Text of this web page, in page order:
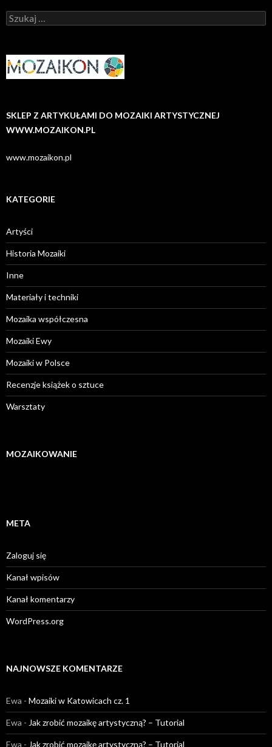
Szukaj:
SKLEP Z ARTYKUŁAMI DO MOZAIKI ARTYSTYCZNEJ
WWW.MOZAIKON.PL
www.mozaikon.pl
KATEGORIE
Artyści
Historia Mozaiki
Inne
Materiały i techniki
Mozaika współczesna
Mozaiki Ewy
Mozaiki w Polsce
Recenzje książek o sztuce
Warsztaty
MOZAIKOWANIE
META
Zaloguj się
Kanał wpisów
Kanał komentarzy
WordPress.org
NAJNOWSZE KOMENTARZE
Ewa - Mozaiki w Katowicach cz. 1
Ewa - Jak zrobić mozaikę artystyczną? – Tutorial
Ewa - Jak zrobić mozaikę artystyczną? – Tutorial